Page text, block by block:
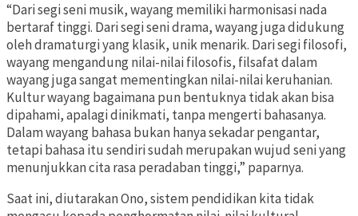
“Dari segi seni musik, wayang memiliki harmonisasi nada
bertaraf tinggi. Dari segi seni drama, wayang juga didukung
oleh dramaturgi yang klasik, unik menarik. Dari segi filosofi,
wayang mengandung nilai-nilai filosofis, filsafat dalam
wayang juga sangat mementingkan nilai-nilai keruhanian.
Kultur wayang bagaimana pun bentuknya tidak akan bisa
dipahami, apalagi dinikmati, tanpa mengerti bahasanya.
Dalam wayang bahasa bukan hanya sekadar pengantar,
tetapi bahasa itu sendiri sudah merupakan wujud seni yang
menunjukkan cita rasa peradaban tinggi,” paparnya.
Saat ini, diutarakan Ono, sistem pendidikan kita tidak